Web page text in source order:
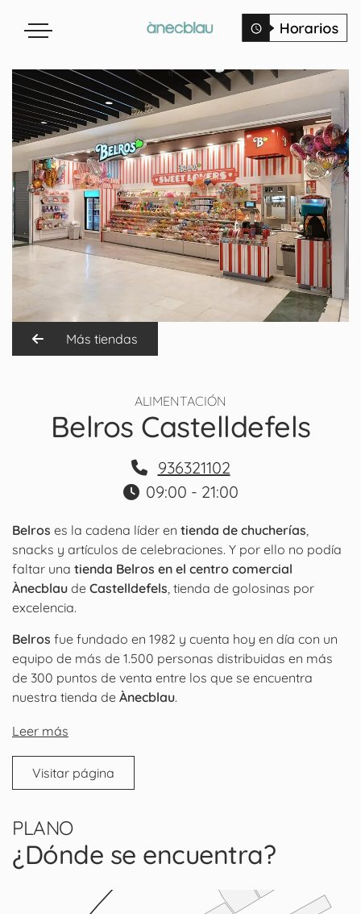
Más tiendas
ALIMENTACIÓN
Belros Castelldefels
936321102
09:00 - 21:00
Belros es la cadena líder en tienda de chucherías,
snacks y artículos de celebraciones. Y por ello no podía
faltar una tienda Belros en el centro comercial
Ànecblau de Castelldefels, tienda de golosinas por
excelencia.
Belros fue fundado en 1982 y cuenta hoy en día con un
equipo de más de 1.500 personas distribuidas en más
de 300 puntos de venta entre los que se encuentra
nuestra tienda de Ànecblau.
Leer más
Visitar página
PLANO
¿Dónde se encuentra?